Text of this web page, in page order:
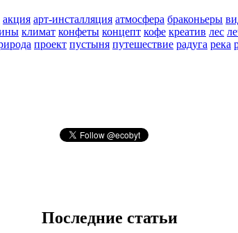
акция арт-инсталляция атмосфера браконьеры
климат конфеты концепт кофе креатив лес
проект пустыня путешествие радуга река
Последние статьи